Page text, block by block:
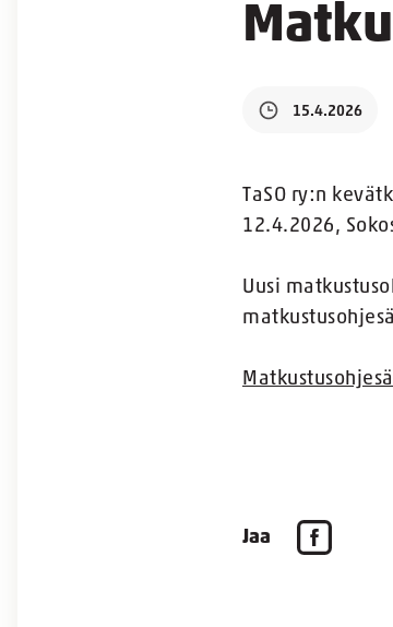
15.4.2026
TaSO ry:n
12.4.2026,
Uusi
Jaa